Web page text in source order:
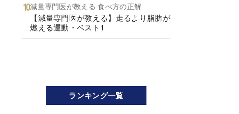
減量専門医が教える 食べ方の正解
【減量専門医が教える】走るより脂肪が
燃える運動・ベスト1
ランキング一覧